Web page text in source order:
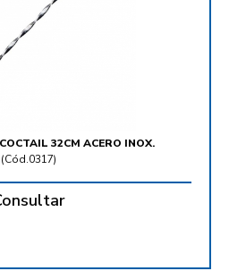
32CM ACERO INOX.
(Cód.0317)